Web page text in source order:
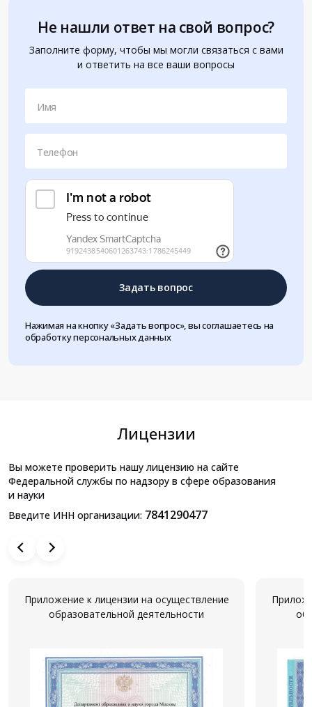
Не нашли ответ на свой вопрос?
Заполните форму, чтобы мы могли связаться с вами
и ответить на все ваши вопросы
Имя
Телефон
Задать вопрос
Нажимая на кнопку «Задать вопрос», вы соглашаетесь на
обработку персональных данных
Лицензии
Вы можете проверить нашу лицензию на сайте
Федеральной службы по надзору в сфере образования
и науки
Введите ИНН организации: 7841290477
Приложение к лицензии на осуществление
образовательной деятельности